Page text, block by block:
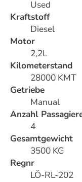
Used
Kraftstoff
Diesel
Motor
2,2L
Kilometerstand
28000 KMT
Getriebe
Manual
Anzahl
4
Gesamtgewicht
3500 KG
Regnr
LÖ-RL-202